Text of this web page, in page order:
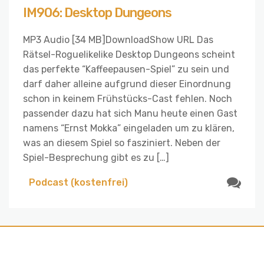
IM906: Desktop Dungeons
MP3 Audio [34 MB]DownloadShow URL Das
Rätsel-Roguelikelike Desktop Dungeons scheint
das perfekte “Kaffeepausen-Spiel” zu sein und
darf daher alleine aufgrund dieser Einordnung
schon in keinem Frühstücks-Cast fehlen. Noch
passender dazu hat sich Manu heute einen Gast
namens “Ernst Mokka” eingeladen um zu klären,
was an diesem Spiel so fasziniert. Neben der
Spiel-Besprechung gibt es zu […]
Podcast (kostenfrei)